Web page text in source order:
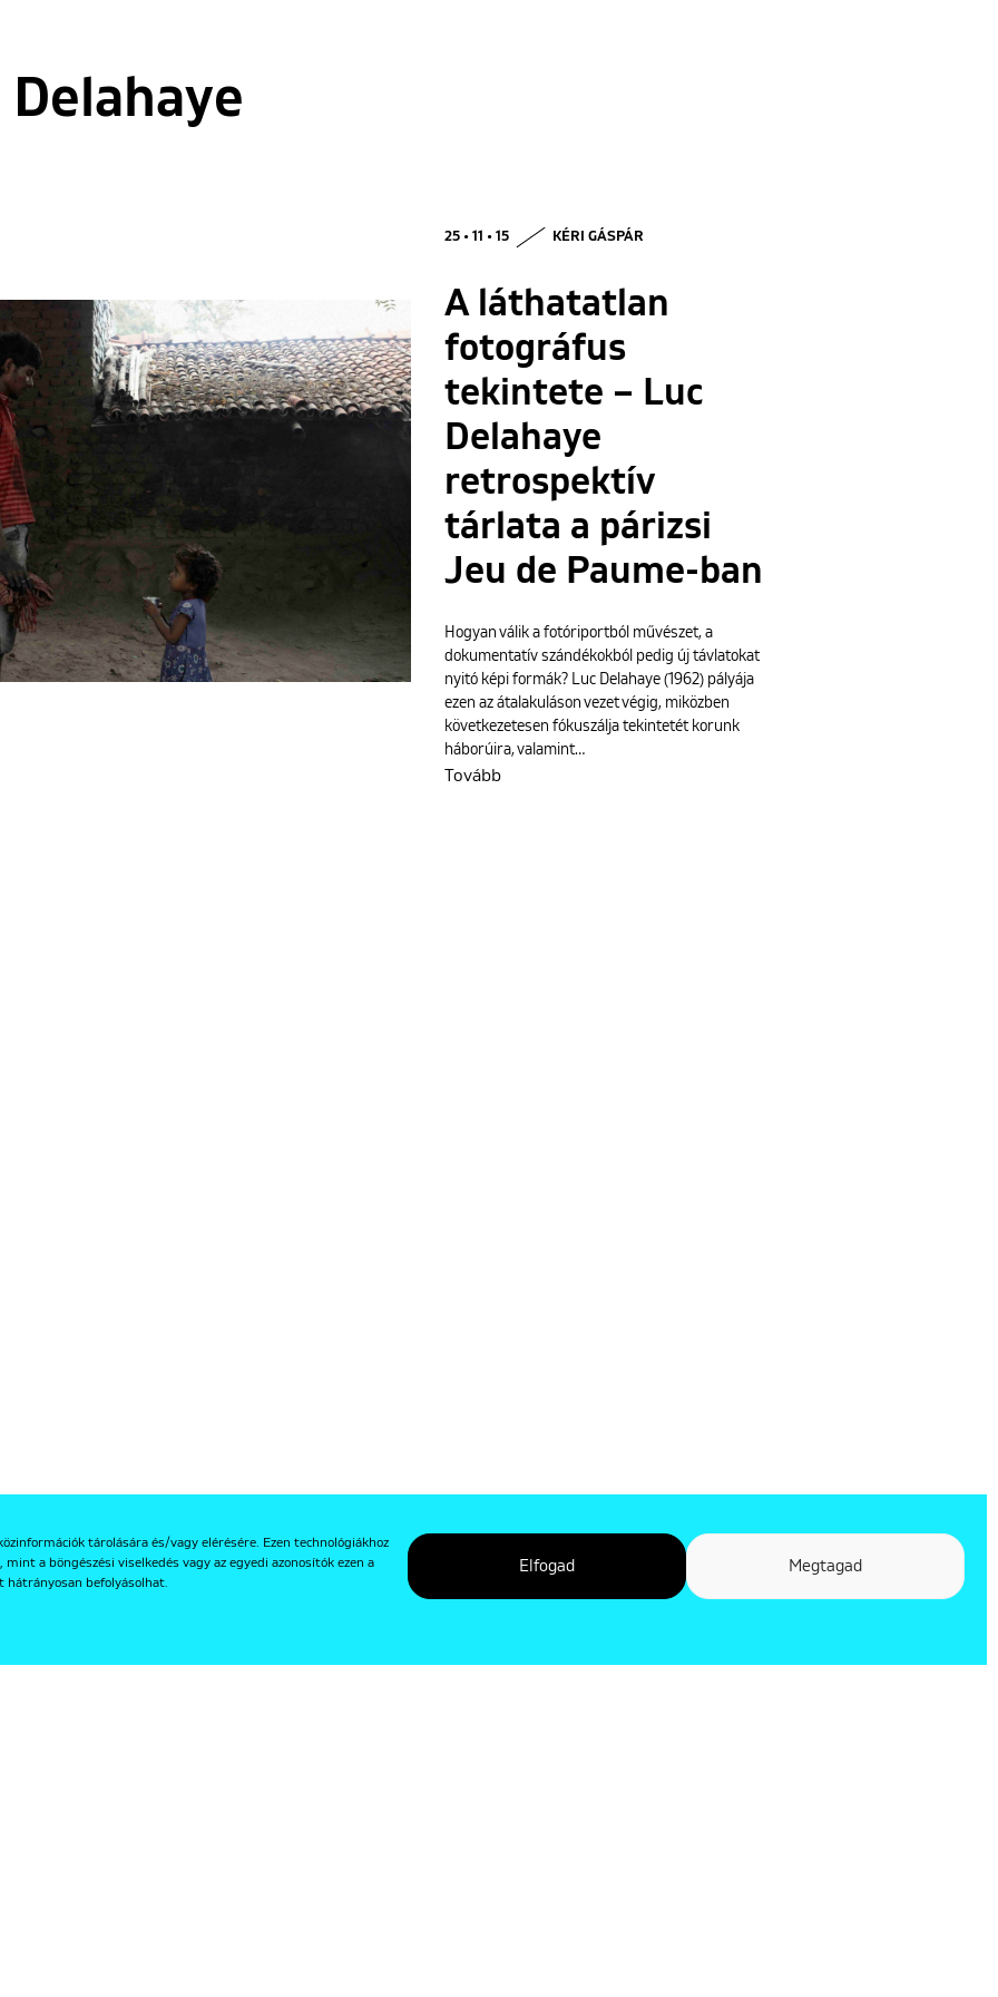
tárolására és/vagy elérésére. Ezen technológiákhoz
a böngészési viselkedés vagy az egyedi azonosítók ezen a
hátrányosan befolyásolhat.
Elfogad Megtagad
Delahaye
25 • 11 • 15 KÉRI GÁSPÁR
A láthatatlan
fotográfus
tekintete – Luc
Delahaye
retrospektív
tárlata a párizsi
Jeu de Paume-ban
Hogyan válik a fotóriportból művészet, a
dokumentatív szándékokból pedig új távlatokat
nyitó képi formák? Luc Delahaye (1962) pályája
ezen az átalakuláson vezet végig, miközben
következetesen fókuszálja tekintetét korunk
háborúira, valamint…
Tovább